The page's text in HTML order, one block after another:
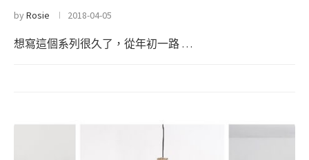
byRosie 2018-04-05
想寫這個系列很久了，從年初一路 …